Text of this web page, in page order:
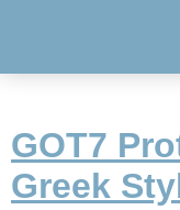
GOT7
Greek